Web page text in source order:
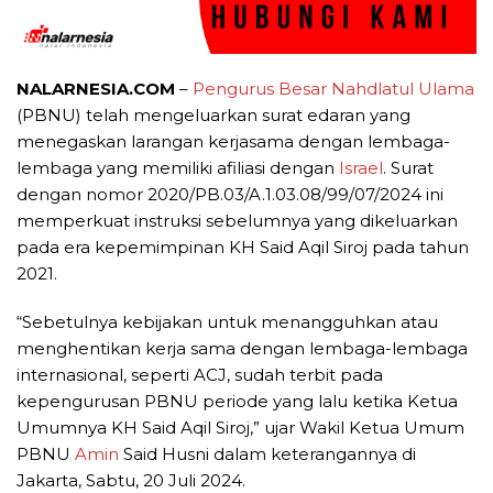
NALARNESIA.COM – Pengurus Besar Nahdlatul Ulama
(PBNU) telah mengeluarkan surat edaran yang
menegaskan larangan kerjasama dengan lembaga-
lembaga yang memiliki afiliasi dengan Israel. Surat
dengan nomor 2020/PB.03/A.1.03.08/99/07/2024 ini
memperkuat instruksi sebelumnya yang dikeluarkan
pada era kepemimpinan KH Said Aqil Siroj pada tahun
2021.
“Sebetulnya kebijakan untuk menangguhkan atau
menghentikan kerja sama dengan lembaga-lembaga
internasional, seperti ACJ, sudah terbit pada
kepengurusan PBNU periode yang lalu ketika Ketua
Umumnya KH Said Aqil Siroj,” ujar Wakil Ketua Umum
PBNU Amin Said Husni dalam keterangannya di
Jakarta, Sabtu, 20 Juli 2024.